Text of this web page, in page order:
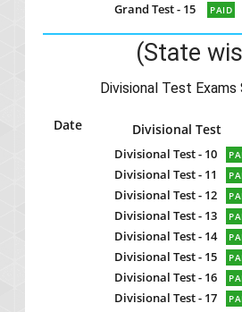
Grand Test - 15 PAID
(State
Divisional Test Exams
Date Divisional Test
Divisional Test - 10
Divisional Test - 11
Divisional Test - 12
Divisional Test - 13
Divisional Test - 14
Divisional Test - 15
Divisional Test - 16
Divisional Test - 17